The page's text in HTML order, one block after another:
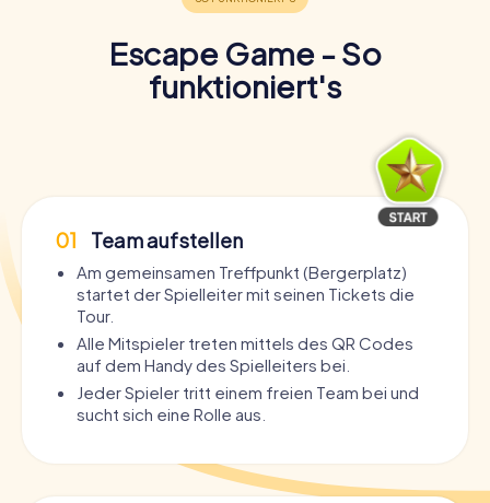
Escape Game - So
funktioniert's
01 Team aufstellen
Am gemeinsamen Treffpunkt (Bergerplatz)
startet der Spielleiter mit seinen Tickets die
Tour.
Alle Mitspieler treten mittels des QR Codes
auf dem Handy des Spielleiters bei.
Jeder Spieler tritt einem freien Team bei und
sucht sich eine Rolle aus.